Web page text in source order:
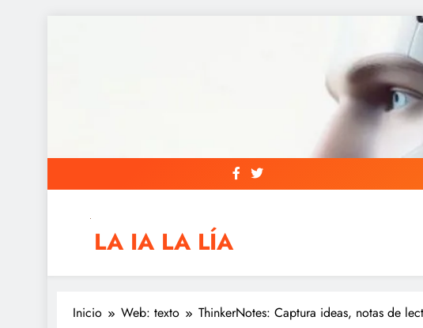
LA IA LA LÍA
IAs AIs, Automation y otras siglas raras
Inicio Web: texto ThinkerNotes: Captura ideas, notas de